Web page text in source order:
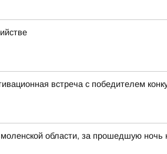
встреча с победителем
области, за прошедшую ночь